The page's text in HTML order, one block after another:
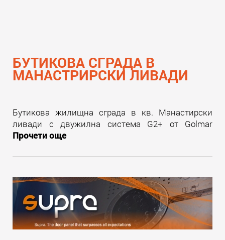
БУТИКОВА СГРАДА В
МАНАСТРИРСКИ ЛИВАДИ
Бутикова жилищна сграда в кв. Манастирски
ливади с двужилна система G2+ от Golmar
Прочети още